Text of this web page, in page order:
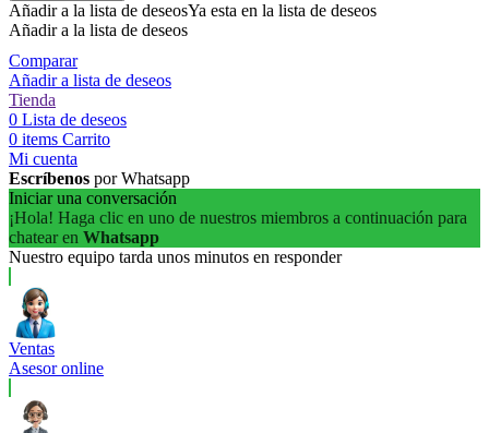
Añadir a la lista de deseosYa esta en la lista de deseos
Añadir a la lista de deseos
Comparar
Añadir a lista de deseos
Tienda
0 Lista de deseos
0 items Carrito
Mi cuenta
Escríbenos por Whatsapp
Iniciar una conversación
¡Hola! Haga clic en uno de nuestros miembros a continuación para
chatear en Whatsapp
Nuestro equipo tarda unos minutos en responder
Ventas
Asesor online